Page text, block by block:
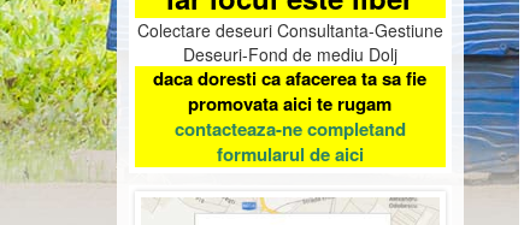
Colectare deseuri Consultanta-Gestiune
Deseuri-Fond de mediu Dolj
daca doresti ca afacerea ta sa fie
promovata aici te rugam
contacteaza-ne completand
formularul de aici